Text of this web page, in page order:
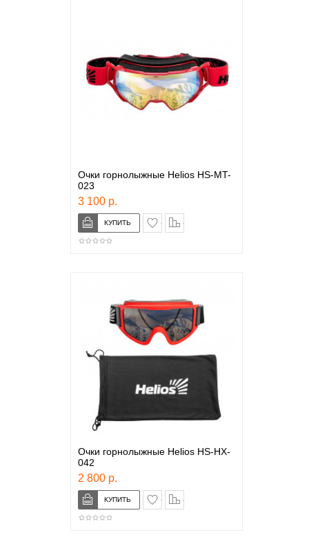
Очки горнолыжные Helios HS-MT-
023
3 100 р.
в закладки
Очки горнолыжные Helios HS-HX-
042
2 800 р.
в закладки